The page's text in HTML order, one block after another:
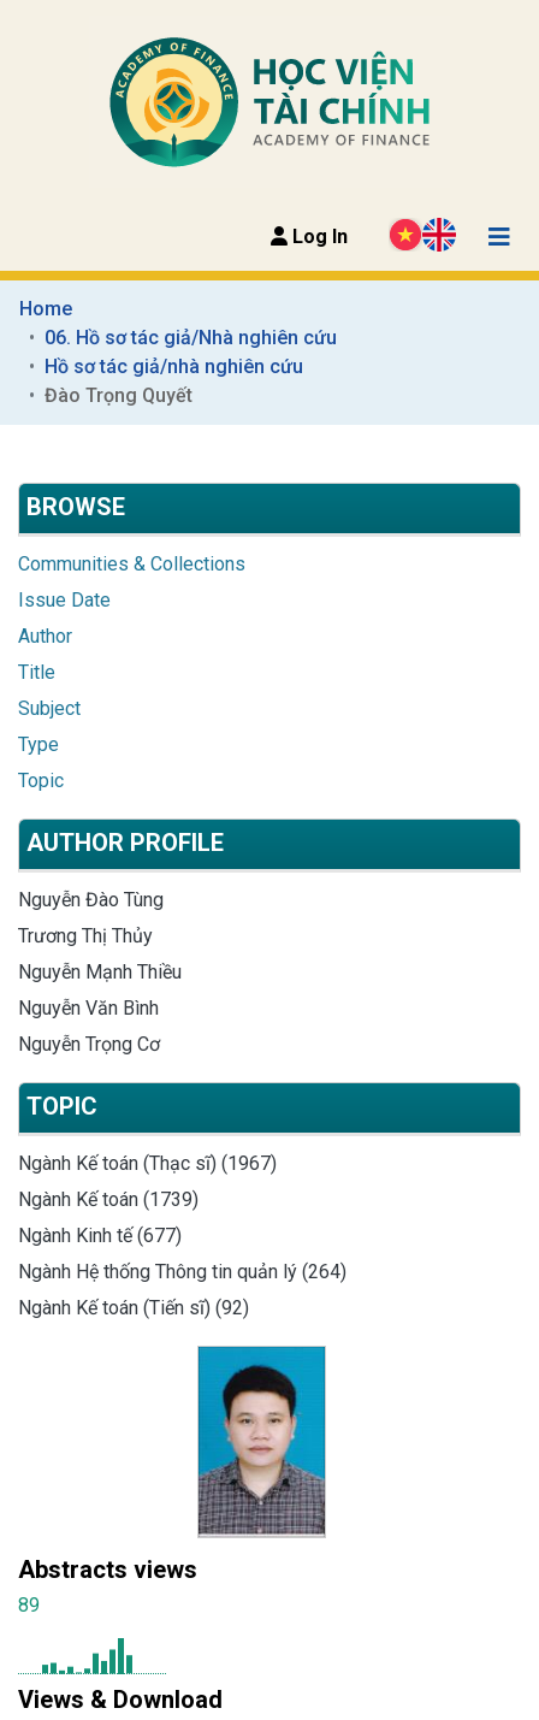
Log In
Home
06. Hồ sơ tác giả/Nhà nghiên cứu
Hồ sơ tác giả/nhà nghiên cứu
Đào Trọng Quyết
BROWSE
Communities & Collections
Issue Date
Author
Title
Subject
Type
Topic
AUTHOR PROFILE
Nguyễn Đào Tùng
Trương Thị Thủy
Nguyễn Mạnh Thiều
Nguyễn Văn Bình
Nguyễn Trọng Cơ
TOPIC
Ngành Kế toán (Thạc sĩ) (1967)
Ngành Kế toán (1739)
Ngành Kinh tế (677)
Ngành Hệ thống Thông tin quản lý (264)
Ngành Kế toán (Tiến sĩ) (92)
Abstracts views
89
Views & Download